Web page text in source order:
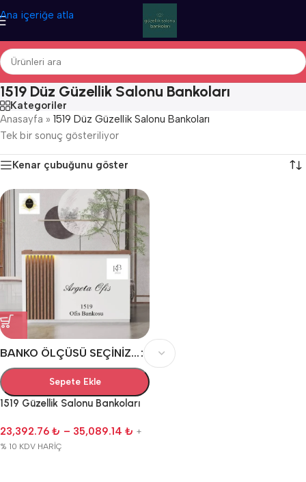
Ana içeriğe atla
1519 Düz Güzellik Salonu Bankoları
Kategoriler
Anasayfa » 1519 Düz Güzellik Salonu Bankoları
Tek bir sonuç gösteriliyor
Kenar çubuğunu göster
BANKO ÖLÇÜSÜ SEÇINIZ...
Sepete Ekle
1519 Güzellik Salonu Bankoları
23,392.76 ₺ – 35,089.14 ₺ +
% 10 KDV HARİÇ